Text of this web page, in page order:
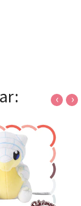
‹ ›